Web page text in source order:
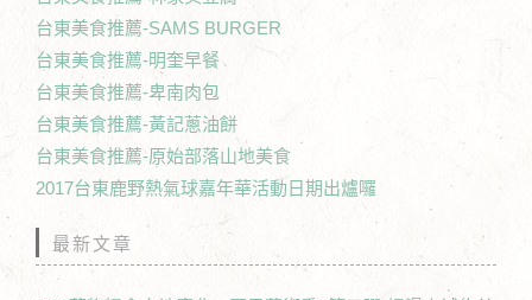
台東美食推薦-SAMS BURGER
台東美食推薦-明奎早餐
台東美食推薦-卑南肉包
台東美食推薦-黃記蔥油餅
台東美食推薦-原始部落山地美食
2017台東鹿野熱氣球嘉年華活動日期出爐囉
最新文章